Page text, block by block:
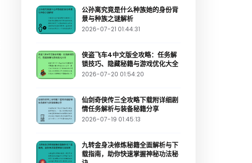
公孙离究竟是什么种族她的身份背
景与种族之谜解析
2026-07-21 01:44:31
侠盗飞车4中文版全攻略：任务解
锁技巧、隐藏秘籍与游戏优化大全
2026-07-20 01:54:20
仙剑奇侠传三全攻略下载附详细剧
情任务解析与装备秘籍分享
2026-07-19 01:45:13
九转金身决修炼秘籍全面解析与下
载指南，助你快速掌握神秘功法秘